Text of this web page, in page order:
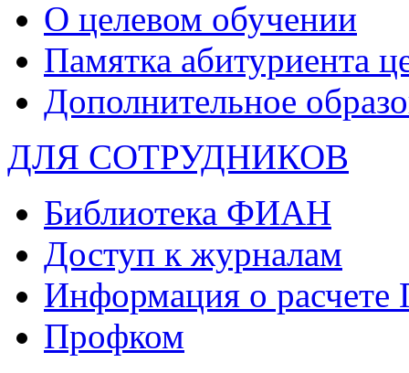
О целевом обучении
Памятка абитуриента
Дополнительное
ДЛЯ СОТРУДНИКОВ
Библиотека ФИАН
Доступ к журналам
Информация о
Профком